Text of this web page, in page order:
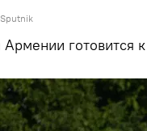
готовится